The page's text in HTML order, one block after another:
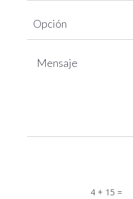
4 + 15 =